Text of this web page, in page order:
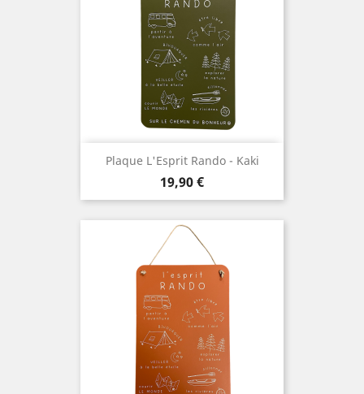
Plaque L'Esprit Rando - Kaki
Prix
19,90 €